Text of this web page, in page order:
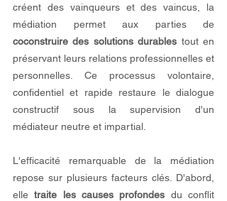
créent des vainqueurs et des vaincus, la
coconstruire des solutions durables tout en
préservant leurs relations professionnelles et
personnelles. Ce processus volontaire,
confidentiel et rapide restaure le dialogue
constructif sous la supervision d'un
médiateur neutre et impartial.
L'efficacité remarquable de la médiation
repose sur plusieurs facteurs clés. D'abord,
elle traite les causes profondes du conflit